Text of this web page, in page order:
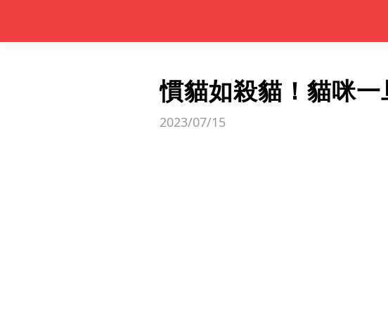
慣貓如殺貓！貓咪
2023/07/15